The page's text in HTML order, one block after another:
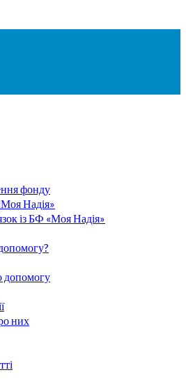
фонду
Надія»
із БФ «Моя Надія»
допомогу
них